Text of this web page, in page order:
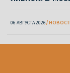
06 АВГУСТА 2026